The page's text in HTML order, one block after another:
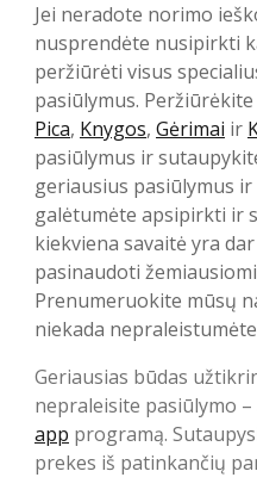
Jei neradote norimo
nusprendėte nusipirkti
peržiūrėti visus
pasiūlymus.
Pica, Knygos, Gėrimai ir
pasiūlymus ir
geriausius pasiūlymus
galėtumėte apsipirkti ir
kiekviena savaitė yra
pasinaudoti
Prenumeruokite mūsų
niekada
Geriausias būdas
nepraleisite pasiūlymo
app programą.
prekes iš patinkančių